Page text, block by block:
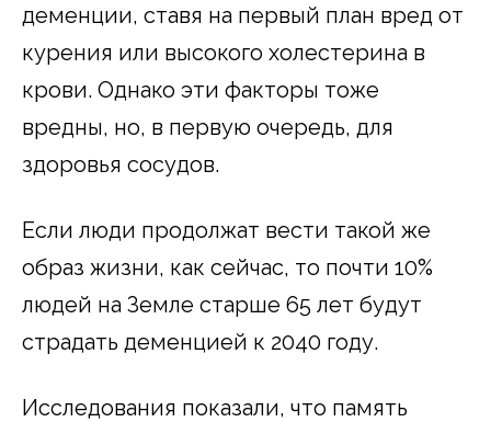
деменции, ставя на первый план вред от
курения или высокого холестерина в
крови. Однако эти факторы тоже
вредны, но, в первую очередь, для
здоровья сосудов.
Если люди продолжат вести такой же
образ жизни, как сейчас, то почти 10%
людей на Земле старше 65 лет будут
страдать деменцией к 2040 году.
Исследования показали, что память